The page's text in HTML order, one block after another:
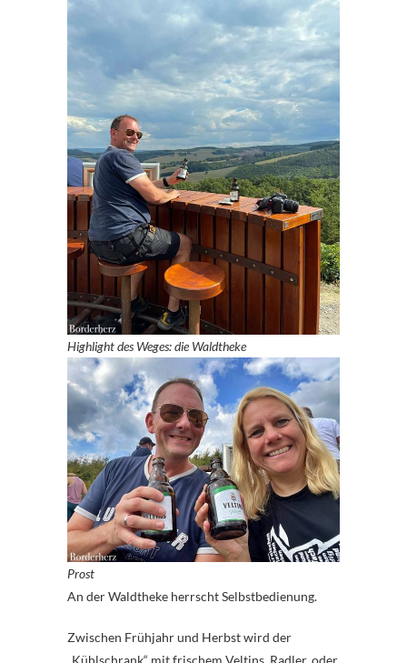
Highlight des Weges: die Waldtheke
Prost
An der Waldtheke herrscht Selbstbedienung.
Zwischen Frühjahr und Herbst wird der